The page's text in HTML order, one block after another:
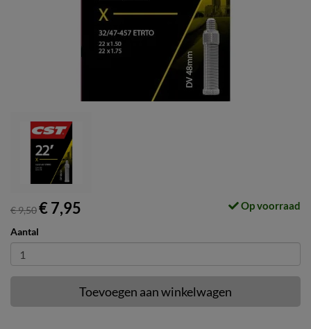
€ 9,50€ 7,95 Op voorraad
Aantal
Toevoegen aan winkelwagen